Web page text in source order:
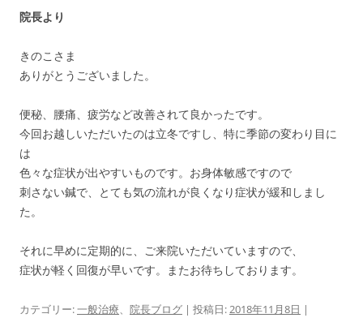
院長より
きのこさま
ありがとうございました。
便秘、腰痛、疲労など改善されて良かったです。
今回お越しいただいたのは立冬ですし、特に季節の変わり目に
は
色々な症状が出やすいものです。お身体敏感ですので
刺さない鍼で、とても気の流れが良くなり症状が緩和しまし
た。
それに早めに定期的に、ご来院いただいていますので、
症状が軽く回復が早いです。またお待ちしております。
カテゴリー:一般治療、 院長ブログ | 投稿日:2018年11月8日 |